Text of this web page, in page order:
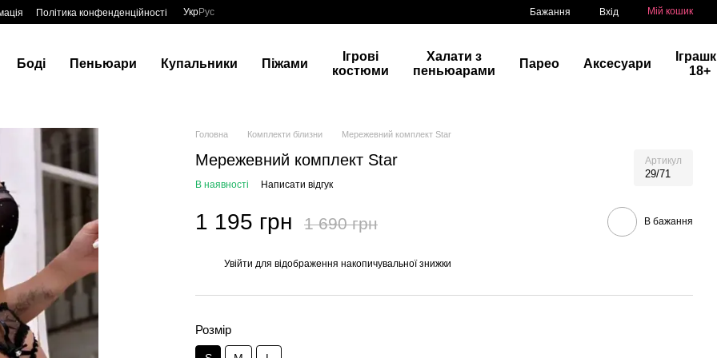
Політика конфенденційності УкрРус Бажання Вхід Мій кошик
Боді Пеньюари Купальники Піжами
Ігрові
костюми
Халати з
пеньюарами
Парео Аксесуари
18+
Головна Комплекти білизни Мережевний комплект Star
Мережевний комплект Star Артикул
29/71
В наявності Написати відгук
1 195 грн 1 690 грн В бажання
Увійти для відображення накопичувальної знижки
Розмір